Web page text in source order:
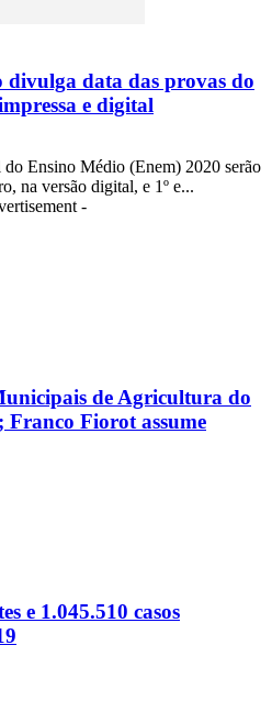
data das provas do
e digital
Ensino Médio (Enem) 2020 serão
na versão digital, e 1º e...
-
de Agricultura do
Franco Fiorot assume
e 1.045.510 casos